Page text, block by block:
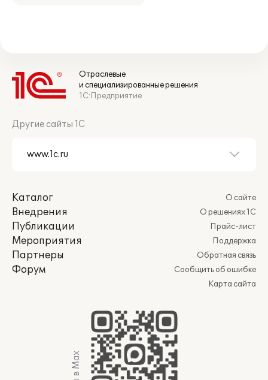
Отраслевые
и специализированные решения
1С:Предприятие
Другие сайты 1С
Каталог
Внедрения
Публикации
Мероприятия
Партнеры
Форум
О сайте
О решениях 1С
Прайс-лист
Поддержка
Обратная связь
Сообщить об ошибке
Карта сайта